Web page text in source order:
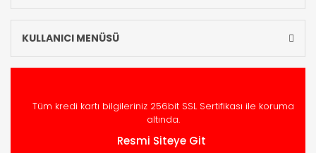
KULLANICI MENÜSÜ
Tüm kredi kartı bilgileriniz 256bit SSL Sertifikası ile koruma
altında.
Resmi Siteye Git